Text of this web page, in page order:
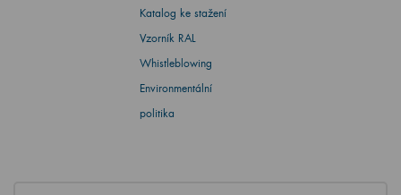
Katalog ke stažení
Vzorník RAL
Whistleblowing
Environmentální
politika